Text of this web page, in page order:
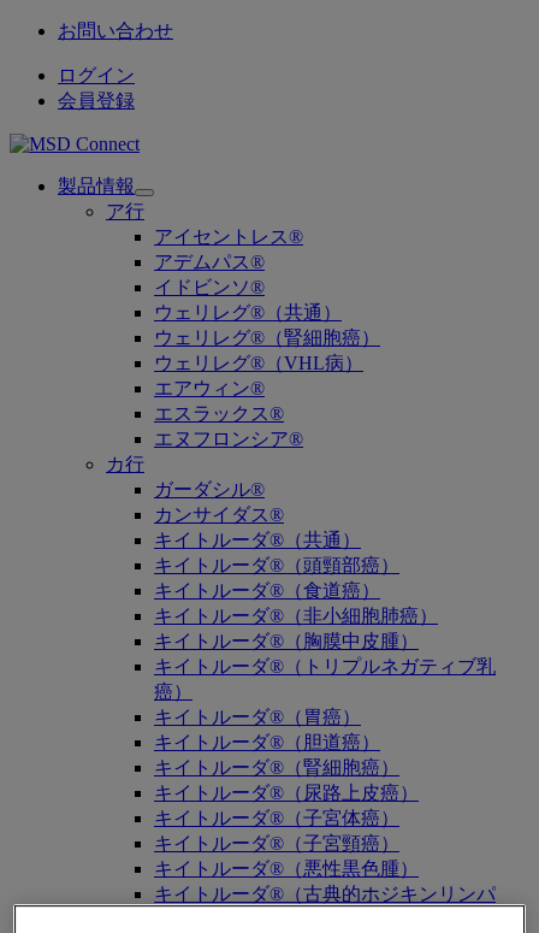
お問い合わせ
ログイン
会員登録
製品情報
Open
submenu
ア行
アイセントレス®
アデムパス®
イドビンソ®
ウェリレグ®（共通）
ウェリレグ®（腎細胞癌）
ウェリレグ®（VHL病）
エアウィン®
エスラックス®
エヌフロンシア®
カ行
ガーダシル®
カンサイダス®
キイトルーダ®（共通）
キイトルーダ®（頭頸部癌）
キイトルーダ®（食道癌）
キイトルーダ®（非小細胞肺癌）
キイトルーダ®（胸膜中皮腫）
キイトルーダ®（トリプルネガティブ乳
癌）
キイトルーダ®（胃癌）
キイトルーダ®（胆道癌）
キイトルーダ®（腎細胞癌）
キイトルーダ®（尿路上皮癌）
キイトルーダ®（子宮体癌）
キイトルーダ®（子宮頸癌）
キイトルーダ®（悪性黒色腫）
キイトルーダ®（古典的ホジキンリンパ